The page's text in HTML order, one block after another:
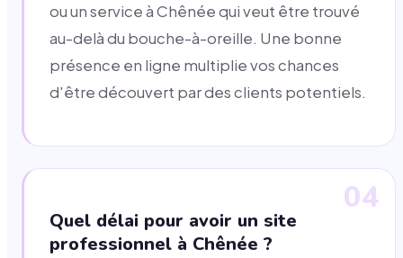
ou un service à Chênée qui veut être trouvé
au-delà du bouche-à-oreille. Une bonne
présence en ligne multiplie vos chances
d'être découvert par des clients potentiels.
04
Quel délai pour avoir un site
professionnel à Chênée ?